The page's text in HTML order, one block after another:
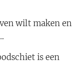
wilt maken en
is een